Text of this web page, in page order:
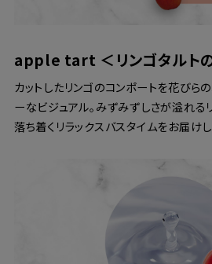
apple tart ＜リンゴタルト
カットしたリンゴのコンポートを花びら
ーなビジュアル。みずみずしさが溢れる
落ち着くリラックスバスタイムをお届けし